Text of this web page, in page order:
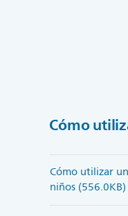
Cómo
Cómo utilizar
niños (556.0KB)